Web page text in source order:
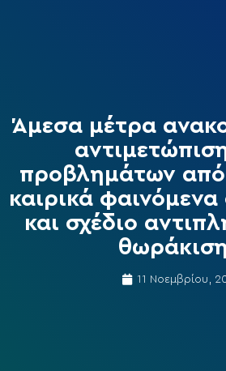
Άμεσα μέτρα
προβλημάτων
καιρικά
και σχέδιο
11 Νοεμβρίου,